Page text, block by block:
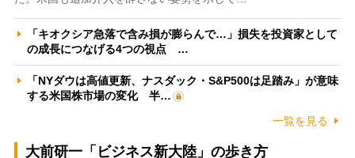
「キオクシア急落で含み損が膨らんで…」損失を投資家として
の成長につなげる4つの視点 …
「NYダウは高値更新、ナスダック・S&P500は足踏み」が意味
する米国株市場の変化 半…
一覧を見る
大前研一「ビジネス新大陸」の歩き方